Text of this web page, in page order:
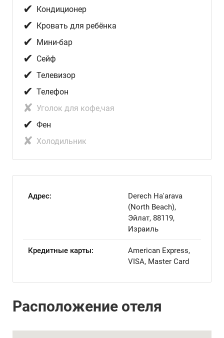
✔ Кондиционер
✔ Кровать для ребёнка
✔ Мини-бар
✔ Сейф
✔ Телевизор
✔ Телефон
✘ Уголок для кофе,чая
✔ Фен
✘ Холодильник
Адрес:
Derech Ha'arava
(North Beach),
Эйлат, 88119,
Израиль
Кредитные карты:
American Express,
VISA, Master Card
Расположение отеля